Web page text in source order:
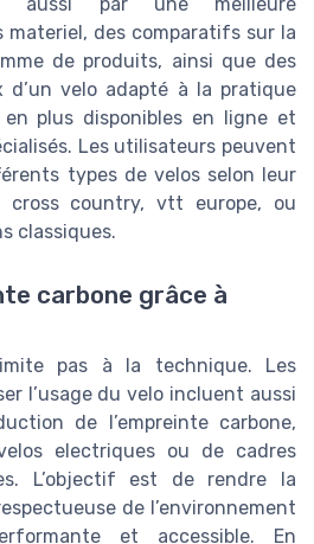
des comparatifs sur la
de produits, ainsi que des
d’un velo adapté à la pratique
plus disponibles en ligne et
Les utilisateurs peuvent
types de velos selon leur
cross country, vtt europe, ou
classiques.
carbone grâce à
pas à la technique. Les
l’usage du velo incluent aussi
de l’empreinte carbone,
electriques ou de cadres
L’objectif est de rendre la
de l’environnement
et accessible. En